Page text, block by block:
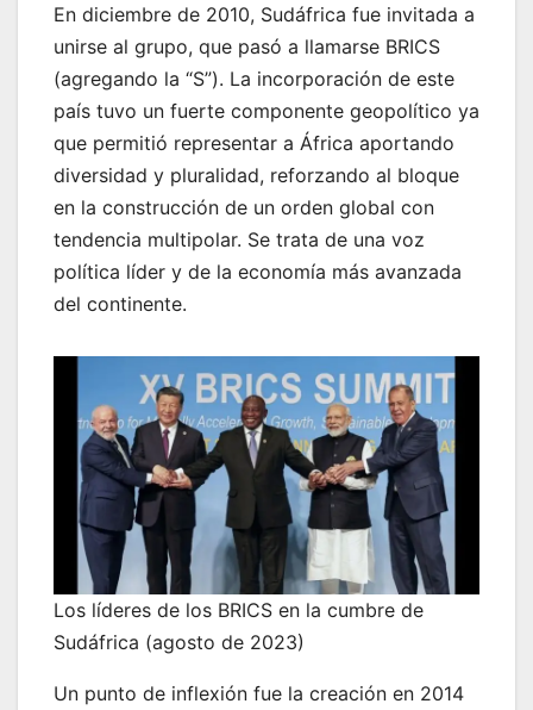
En diciembre de 2010, Sudáfrica fue invitada a
unirse al grupo, que pasó a llamarse BRICS
(agregando la “S”). La incorporación de este
país tuvo un fuerte componente geopolítico ya
que permitió representar a África aportando
diversidad y pluralidad, reforzando al bloque
en la construcción de un orden global con
tendencia multipolar. Se trata de una voz
política líder y de la economía más avanzada
del continente.
Los líderes de los BRICS en la cumbre de
Sudáfrica (agosto de 2023)
Un punto de inflexión fue la creación en 2014